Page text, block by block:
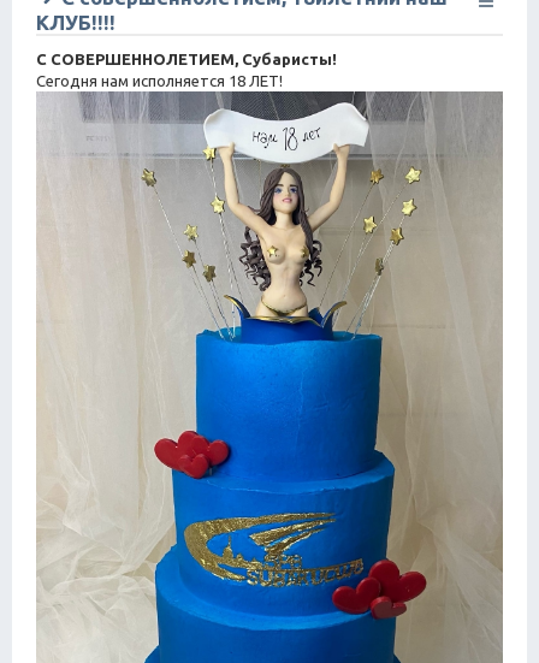
КЛУБ!!!!
С СОВЕРШЕННОЛЕТИЕМ, Субаристы!
Сегодня нам исполняется 18 ЛЕТ!